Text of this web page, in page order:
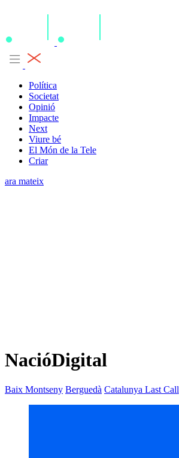
Política
Societat
Opinió
Impacte
Next
Viure bé
El Món de la Tele
Criar
ara mateix
NacióDigital
Baix Montseny Berguedà Catalunya Last Call